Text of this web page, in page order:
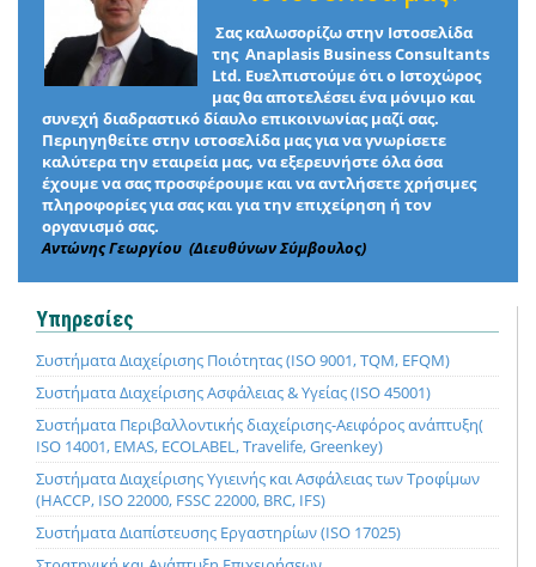
Σας καλωσορίζω στην Ιστοσελίδα
της Anaplasis Business Consultants
Ltd. Ευελπιστούμε ότι ο Ιστοχώρος
μας θα αποτελέσει ένα μόνιμο και
συνεχή διαδραστικό δίαυλο επικοινωνίας μαζί σας.
Περιηγηθείτε στην ιστοσελίδα μας για να γνωρίσετε
καλύτερα την εταιρεία μας, να εξερευνήστε όλα όσα
έχουμε να σας προσφέρουμε και να αντλήσετε χρήσιμες
πληροφορίες για σας και για την επιχείρηση ή τον
οργανισμό σας.
Αντώνης Γεωργίου (Διευθύνων Σύμβουλος)
Υπηρεσίες
Συστήματα Διαχείρισης Ποιότητας (ISO 9001, TQM, EFQM)
Συστήματα Διαχείρισης Ασφάλειας & Υγείας (ISO 45001)
Συστήματα Περιβαλλοντικής διαχείρισης-Αειφόρος ανάπτυξη(
ISO 14001, EMAS, ECOLABEL, Travelife, Greenkey)
Συστήματα Διαχείρισης Υγιεινής και Ασφάλειας των Τροφίμων
(HACCP, ISO 22000, FSSC 22000, BRC, IFS)
Συστήματα Διαπίστευσης Εργαστηρίων (ISO 17025)